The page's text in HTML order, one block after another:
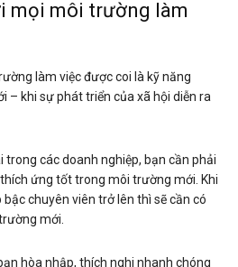
mọi môi trường làm
làm việc được coi là kỹ năng
– khi sự phát triển của xã hội diễn ra
trong các doanh nghiệp, bạn cần phải
ứng tốt trong môi trường mới. Khi
chuyên viên trở lên thì sẽ cần có
mới.
hòa nhập, thích nghi nhanh chóng